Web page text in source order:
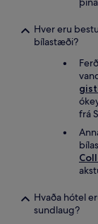
Hver eru
bílastæði?
frá
Hvaða hótel
sundlaug?